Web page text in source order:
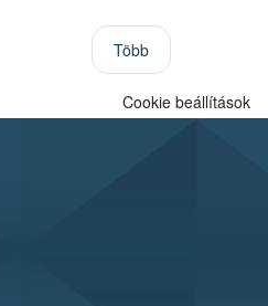
Több
Cookie beállítások